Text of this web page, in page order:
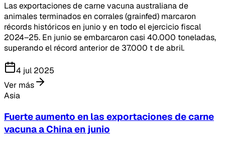
Las exportaciones de carne vacuna australiana de
animales terminados en corrales (grainfed) marcaron
récords históricos en junio y en todo el ejercicio fiscal
2024–25. En junio se embarcaron casi 40.000 toneladas,
superando el récord anterior de 37.000 t de abril.
4 jul 2025
Ver más
Asia
Fuerte aumento en las exportaciones de carne
vacuna a China en junio